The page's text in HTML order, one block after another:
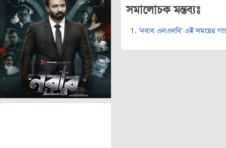
সমালোচক মন্তব্যঃ
‘নবাব এলএলবি’ এই সময়ের